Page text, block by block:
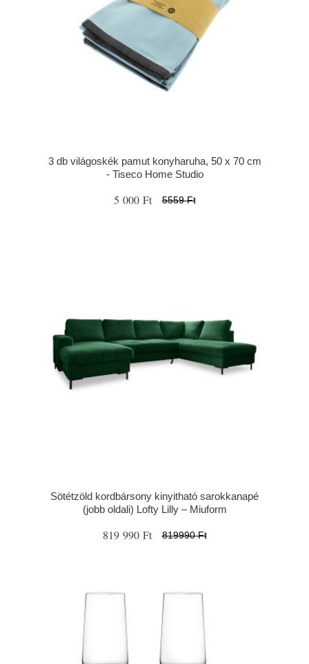
3 db világoskék pamut konyharuha, 50 x 70 cm
- Tiseco Home Studio
5 000 Ft 5559 Ft
Sötétzöld kordbársony kinyitható sarokkanapé
(jobb oldali) Lofty Lilly – Miuform
819 990 Ft 819990 Ft